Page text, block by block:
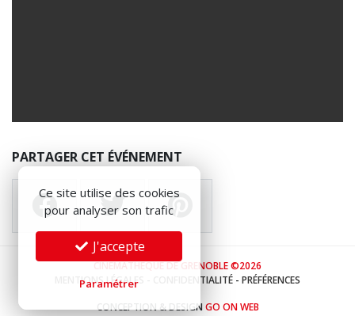
PARTAGER CET ÉVÉNEMENT
CINÉMATHÈQUE DE GRENOBLE ©2026
MENTIONS LÉGALES
CONFIDENTIALITÉ - PRÉFÉRENCES
CONCEPTION & DESIGN GO ON WEB
Ce site utilise des cookies
pour analyser son trafic
J'accepte
Paramétrer